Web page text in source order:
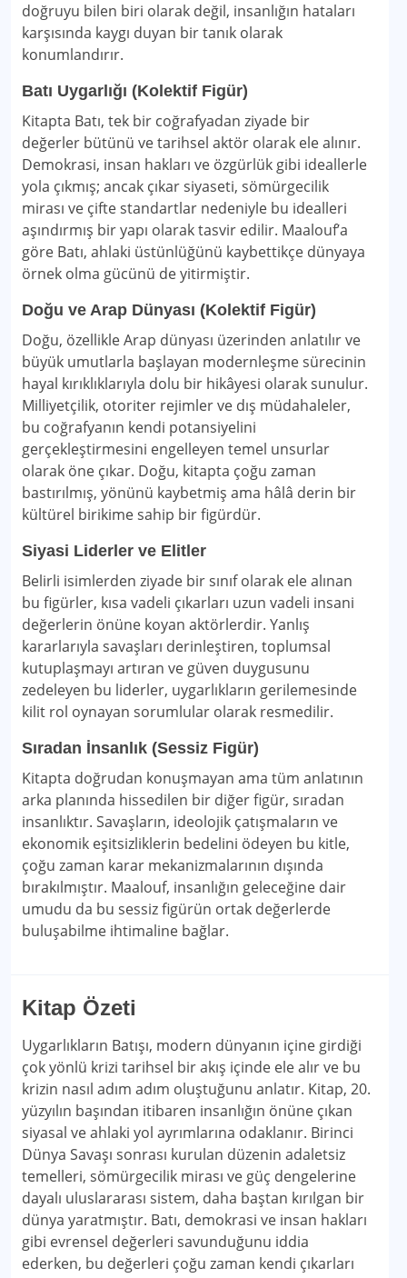
doğruyu bilen biri olarak değil, insanlığın hataları
karşısında kaygı duyan bir tanık olarak
konumlandırır.
Batı Uygarlığı (Kolektif Figür)
Kitapta Batı, tek bir coğrafyadan ziyade bir
değerler bütünü ve tarihsel aktör olarak ele alınır.
Demokrasi, insan hakları ve özgürlük gibi ideallerle
yola çıkmış; ancak çıkar siyaseti, sömürgecilik
mirası ve çifte standartlar nedeniyle bu idealleri
aşındırmış bir yapı olarak tasvir edilir. Maalouf’a
göre Batı, ahlaki üstünlüğünü kaybettikçe dünyaya
örnek olma gücünü de yitirmiştir.
Doğu ve Arap Dünyası (Kolektif Figür)
Doğu, özellikle Arap dünyası üzerinden anlatılır ve
büyük umutlarla başlayan modernleşme sürecinin
hayal kırıklıklarıyla dolu bir hikâyesi olarak sunulur.
Milliyetçilik, otoriter rejimler ve dış müdahaleler,
bu coğrafyanın kendi potansiyelini
gerçekleştirmesini engelleyen temel unsurlar
olarak öne çıkar. Doğu, kitapta çoğu zaman
bastırılmış, yönünü kaybetmiş ama hâlâ derin bir
kültürel birikime sahip bir figürdür.
Siyasi Liderler ve Elitler
Belirli isimlerden ziyade bir sınıf olarak ele alınan
bu figürler, kısa vadeli çıkarları uzun vadeli insani
değerlerin önüne koyan aktörlerdir. Yanlış
kararlarıyla savaşları derinleştiren, toplumsal
kutuplaşmayı artıran ve güven duygusunu
zedeleyen bu liderler, uygarlıkların gerilemesinde
kilit rol oynayan sorumlular olarak resmedilir.
Sıradan İnsanlık (Sessiz Figür)
Kitapta doğrudan konuşmayan ama tüm anlatının
arka planında hissedilen bir diğer figür, sıradan
insanlıktır. Savaşların, ideolojik çatışmaların ve
ekonomik eşitsizliklerin bedelini ödeyen bu kitle,
çoğu zaman karar mekanizmalarının dışında
bırakılmıştır. Maalouf, insanlığın geleceğine dair
umudu da bu sessiz figürün ortak değerlerde
buluşabilme ihtimaline bağlar.
Kitap Özeti
Uygarlıkların Batışı, modern dünyanın içine girdiği
çok yönlü krizi tarihsel bir akış içinde ele alır ve bu
krizin nasıl adım adım oluştuğunu anlatır. Kitap, 20.
yüzyılın başından itibaren insanlığın önüne çıkan
siyasal ve ahlaki yol ayrımlarına odaklanır. Birinci
Dünya Savaşı sonrası kurulan düzenin adaletsiz
temelleri, sömürgecilik mirası ve güç dengelerine
dayalı uluslararası sistem, daha baştan kırılgan bir
dünya yaratmıştır. Batı, demokrasi ve insan hakları
gibi evrensel değerleri savunduğunu iddia
ederken, bu değerleri çoğu zaman kendi çıkarları